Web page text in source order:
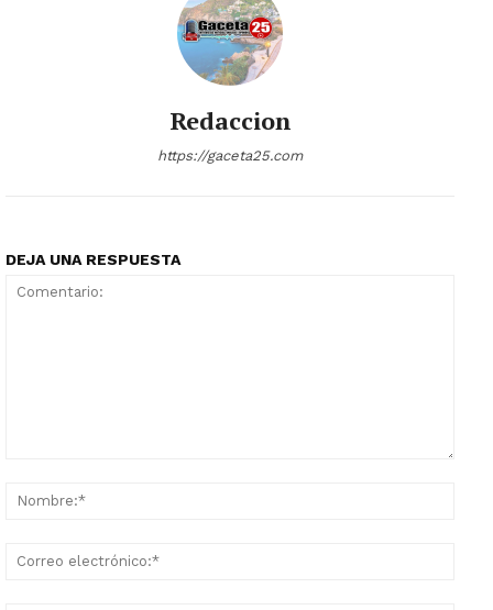
Redaccion
https://gaceta25.com
DEJA UNA RESPUESTA